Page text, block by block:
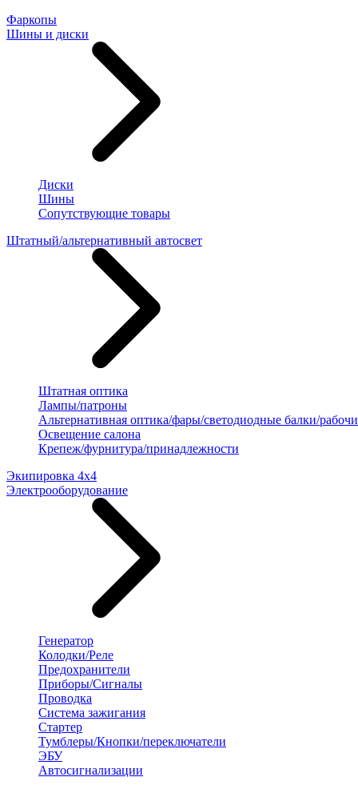
Фаркопы
Шины и диски
Диски
Шины
Сопутствующие товары
Штатный/альтернативный автосвет
Штатная оптика
Лампы/патроны
Альтернативная оптика/фары/светодиодные балки/
Освещение салона
Крепеж/фурнитура/принадлежности
Экипировка 4х4
Электрооборудование
Генератор
Колодки/Реле
Предохранители
Приборы/Сигналы
Проводка
Система зажигания
Стартер
Тумблеры/Кнопки/переключатели
ЭБУ
Автосигнализации